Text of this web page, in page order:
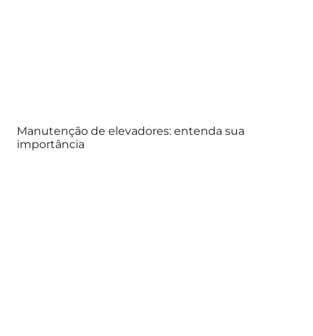
Manutenção de elevadores: entenda sua
importância